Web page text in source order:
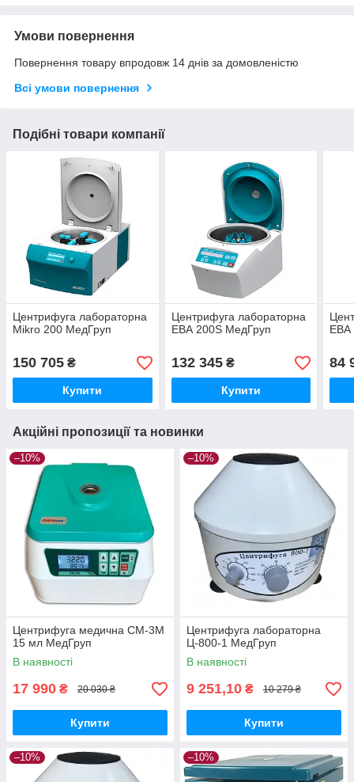
Умови повернення
Повернення товару впродовж 14 днів за домовленістю
Всі умови повернення
Подібні товари компанії
Центрифуга лабораторна
Mikro 200 МедГруп
150 705 ₴
Купити
Центрифуга лабораторна
ЕВА 200S МедГруп
132 345₴
Купити
ЕВА
84
Акційні пропозиції та новинки
–10%
Центрифуга медична СМ-3М
15 мл МедГруп
В наявності
17 990 ₴ 20 030 ₴
Купити
–10%
Центрифуга лабораторна
Ц-800-1 МедГруп
В наявності
9 251,10 ₴ 10 279 ₴
Купити
–10% –10%